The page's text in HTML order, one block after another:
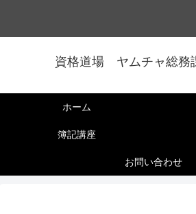
資格道場 ヤムチャ総務
ホーム
簿記講座
お問い合わせ